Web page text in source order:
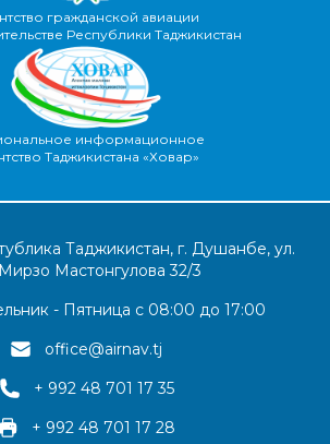
гражданской авиации
Республики Таджикистан
информационное
Таджикистана «Ховар»
Таджикистан, г. Душанбе, ул.
Мирзо Мастонгулова 32/3
- Пятница с 08:00 до 17:00
office@airnav.tj
+ 992 48 701 17 35
+ 992 48 701 17 28